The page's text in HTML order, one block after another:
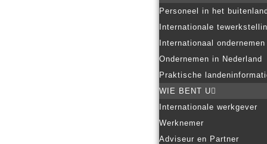
Personeel in het buitenland
Internationale
Internationaal ondernemen
Ondernemen in Nederland
Praktische
WIE BENT U
Internationale werkgever
Werknemer
Adviseur en Partner